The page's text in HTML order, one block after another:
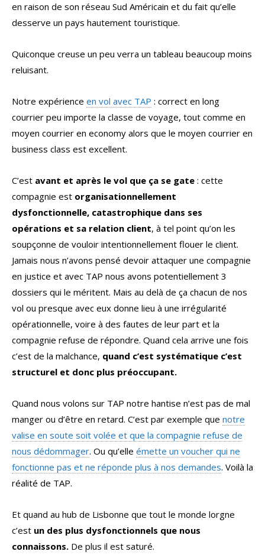
en raison de son réseau Sud Américain et du fait qu’elle
desserve un pays hautement touristique.
Quiconque creuse un peu verra un tableau beaucoup moins
reluisant.
Notre expérience en vol avec TAP : correct en long
courrier peu importe la classe de voyage, tout comme en
moyen courrier en economy alors que le moyen courrier en
business class est excellent.
C’est avant et après le vol que ça se gate : cette
compagnie est organisationnellement
dysfonctionnelle, catastrophique dans ses
opérations et sa relation client, à tel point qu’on les
soupçonne de vouloir intentionnellement flouer le client.
Jamais nous n’avons pensé devoir attaquer une compagnie
en justice et avec TAP nous avons potentiellement 3
dossiers qui le méritent. Mais au delà de ça chacun de nos
vol ou presque avec eux donne lieu à une irrégularité
opérationnelle, voire à des fautes de leur part et la
compagnie refuse de répondre. Quand cela arrive une fois
c’est de la malchance, quand c’est systématique c’est
structurel et donc plus préoccupant.
Quand nous volons sur TAP notre hantise n’est pas de mal
manger ou d’être en retard. C’est par exemple que notre
valise en soute soit volée et que la compagnie refuse de
nous dédommager. Ou qu’elle émette un voucher qui ne
fonctionne pas et ne réponde plus à nos demandes. Voilà la
réalité de TAP.
Et quand au hub de Lisbonne que tout le monde lorgne
c’est un des plus dysfonctionnels que nous
connaissons. De plus il est saturé.